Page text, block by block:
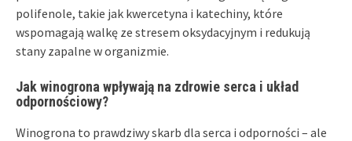
polifenole, takie jak kwercetyna i katechiny, które
wspomagają walkę ze stresem oksydacyjnym i redukują
stany zapalne w organizmie.
Jak winogrona wpływają na zdrowie serca i układ
odpornościowy?
Winogrona to prawdziwy skarb dla serca i odporności – ale